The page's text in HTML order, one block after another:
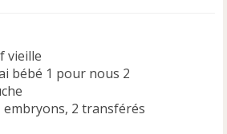
vieille
bébé 1 pour nous 2
embryons, 2 transférés